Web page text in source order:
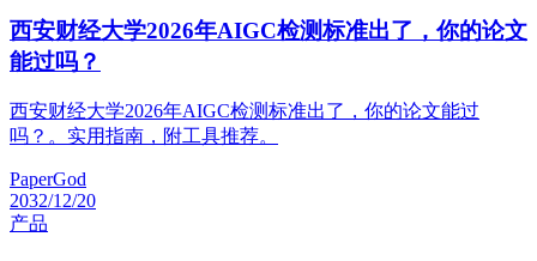
西安财经大学2026年AIGC检测标准出了，你的论文
能过吗？
西安财经大学2026年AIGC检测标准出了，你的论文能过
吗？。实用指南，附工具推荐。
PaperGod
2032/12/20
产品